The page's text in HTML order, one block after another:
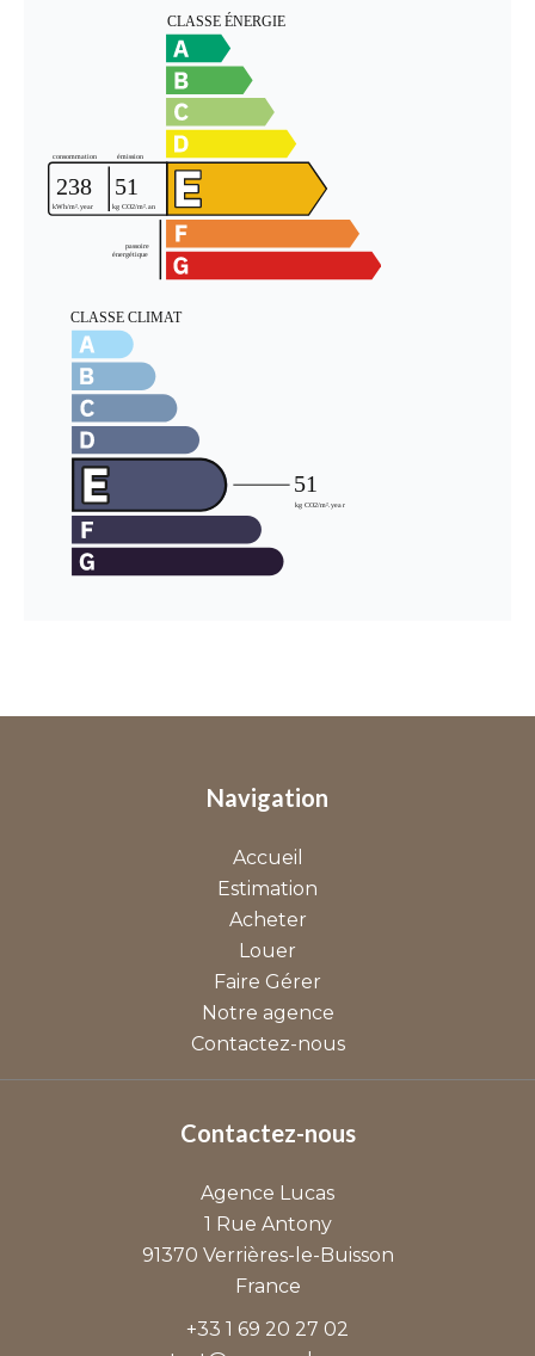
Navigation
Accueil
Estimation
Acheter
Louer
Faire Gérer
Notre agence
Contactez-nous
Contactez-nous
Agence Lucas
1 Rue Antony
91370 Verrières-le-Buisson
France
+33 1 69 20 27 02